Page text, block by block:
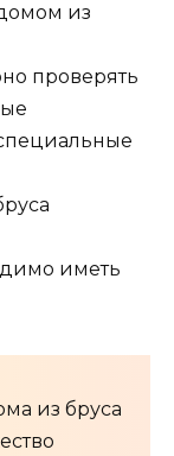
из
проверять
иметь
из бруса